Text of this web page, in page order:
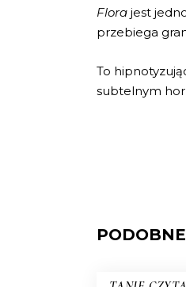
Flora jest
przebiega
To
subtelnym